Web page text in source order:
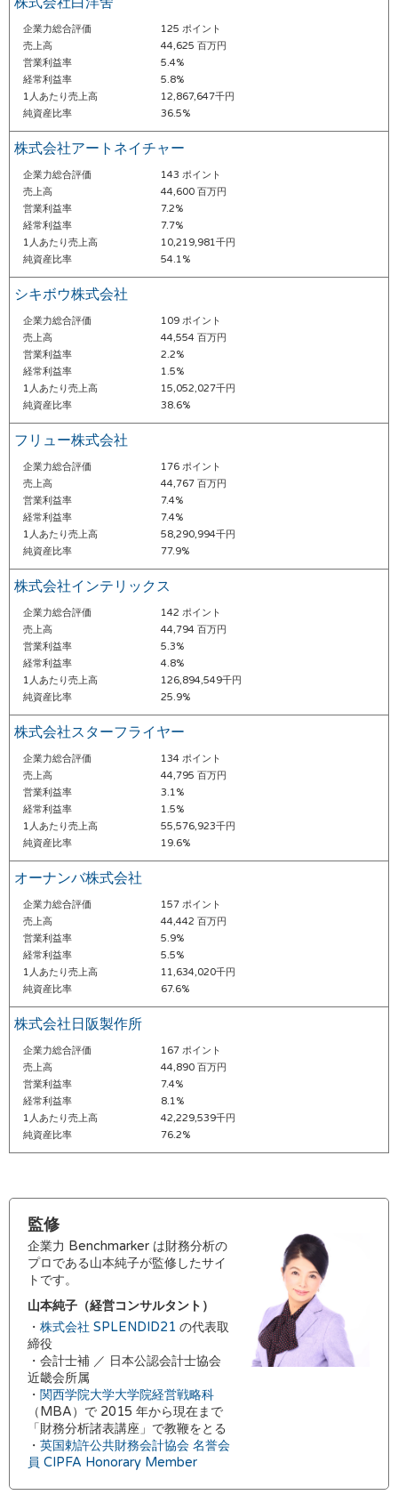
企業力総合評価
125 ポイント
売上高
44,625 百万円
営業利益率
5.4%
経常利益率
5.8%
1人あたり売上高
12,867,647千円
純資産比率
36.5%
株式会社アートネイチャー
企業力総合評価
143 ポイント
売上高
44,600 百万円
営業利益率
7.2%
経常利益率
7.7%
1人あたり売上高
10,219,981千円
純資産比率
54.1%
シキボウ株式会社
企業力総合評価
109 ポイント
売上高
44,554 百万円
営業利益率
2.2%
経常利益率
1.5%
1人あたり売上高
15,052,027千円
純資産比率
38.6%
フリュー株式会社
企業力総合評価
176 ポイント
売上高
44,767 百万円
営業利益率
7.4%
経常利益率
7.4%
1人あたり売上高
58,290,994千円
純資産比率
77.9%
株式会社インテリックス
企業力総合評価
142 ポイント
売上高
44,794 百万円
営業利益率
5.3%
経常利益率
4.8%
1人あたり売上高
126,894,549千円
純資産比率
25.9%
株式会社スターフライヤー
企業力総合評価
134 ポイント
売上高
44,795 百万円
営業利益率
3.1%
経常利益率
1.5%
1人あたり売上高
55,576,923千円
純資産比率
19.6%
オーナンバ株式会社
企業力総合評価
157 ポイント
売上高
44,442 百万円
営業利益率
5.9%
経常利益率
5.5%
1人あたり売上高
11,634,020千円
純資産比率
67.6%
株式会社日阪製作所
企業力総合評価
167 ポイント
売上高
44,890 百万円
営業利益率
7.4%
経常利益率
8.1%
1人あたり売上高
42,229,539千円
純資産比率
76.2%
監修
企業力 Benchmarker は財務分析の
プロである山本純子が監修したサイ
トです。
山本純子（経営コンサルタント）
・ 株式会社 SPLENDID21 の代表取
締役
・会計士補 ／ 日本公認会計士協会
近畿会所属
・ 関西学院大学大学院経営戦略科
（MBA）で 2015 年から現在まで
「財務分析諸表講座」で教鞭をとる
・ 英国勅許公共財務会計協会 名誉会
員 CIPFA Honorary Member